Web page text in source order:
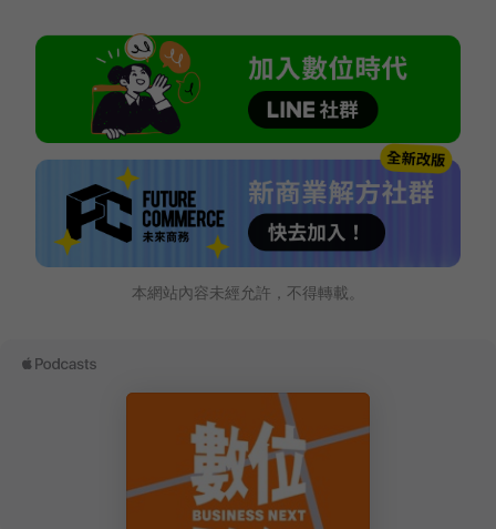
本網站內容未經允許，不得轉載。